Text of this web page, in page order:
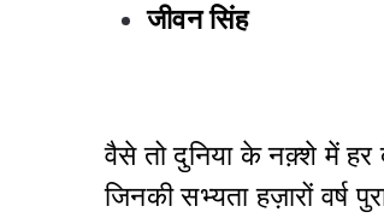
जीवन सिंह
वैसे तो दुनिया के नक़्शे में
जिनकी सभ्यता हज़ारों वर्ष